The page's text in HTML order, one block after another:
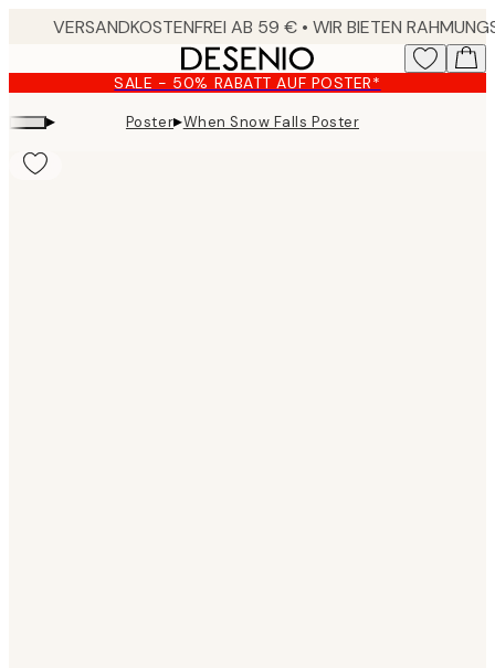
content.
SALE - 50% RABATT AUF POSTER*
▸ Poster▸When Snow Falls Poster